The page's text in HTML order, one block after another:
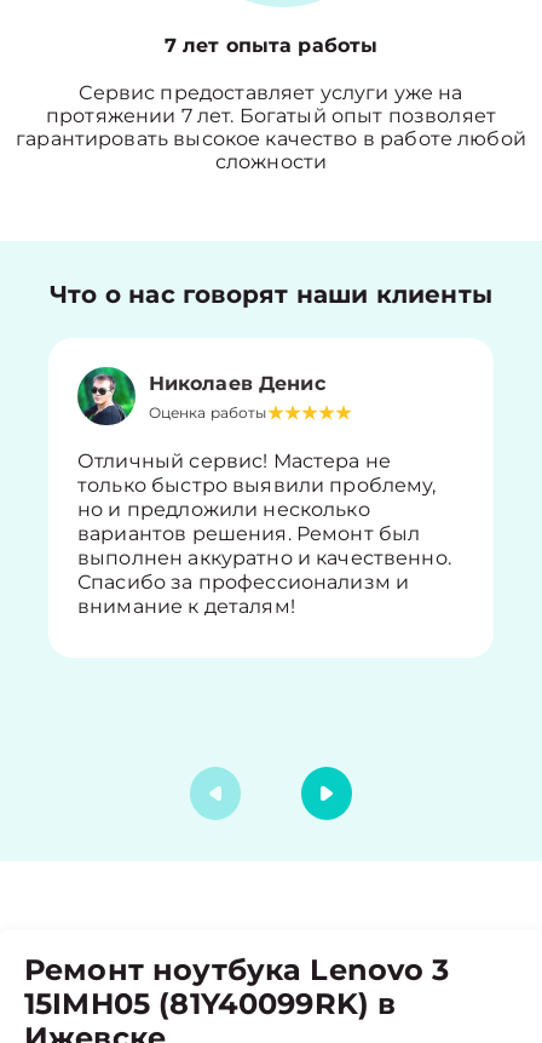
7 лет опыта работы
Сервис предоставляет услуги уже на
протяжении 7 лет. Богатый опыт позволяет
гарантировать высокое качество в работе любой
сложности
Что о нас говорят наши клиенты
Николаев Денис
Оценка работы
Отличный сервис! Мастера не
только быстро выявили проблему,
но и предложили несколько
вариантов решения. Ремонт был
выполнен аккуратно и качественно.
Спасибо за профессионализм и
внимание к деталям!
Ремонт ноутбука Lenovo 3
15IMH05 (81Y40099RK) в